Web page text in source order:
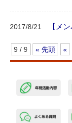
2017/8/21 【メ
9 / 9 « 先頭 «